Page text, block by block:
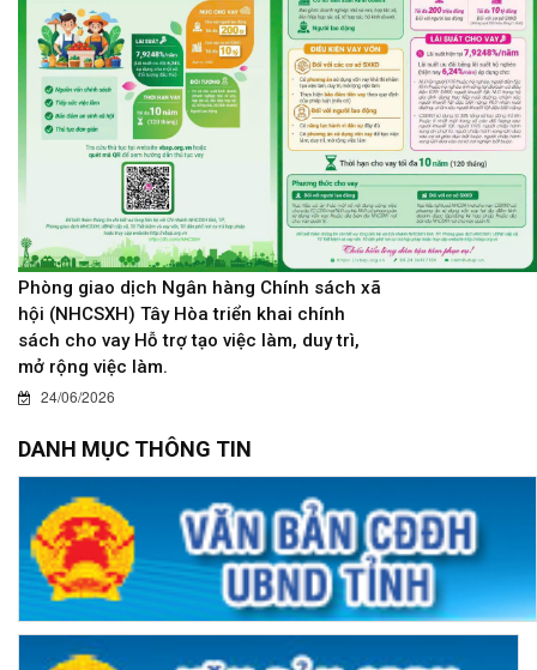
Phòng giao dịch Ngân hàng Chính sách xã
hội (NHCSXH) Tây Hòa triển khai chính
sách cho vay Hỗ trợ tạo việc làm, duy trì,
mở rộng việc làm.
24/06/2026
DANH MỤC THÔNG TIN